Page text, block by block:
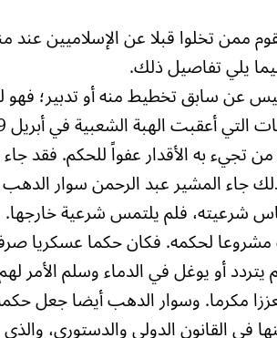
ممن تخلوا قبلا عن الإسلاميين
يلي تفاصيل ذلك.
عن سابق تخطيط منه أو تدبير؛ فهو
به الأقدار عفواً للحكم. فقد جاء
فلم يلتمس شرعية خارجها.
لحكمه. فكان حكما عسكريا
أو يوغل في الدماء وسلم الأمر
مكرما. وسوار الدهب أيضا جعل
في القانون الدولي والدستوري،